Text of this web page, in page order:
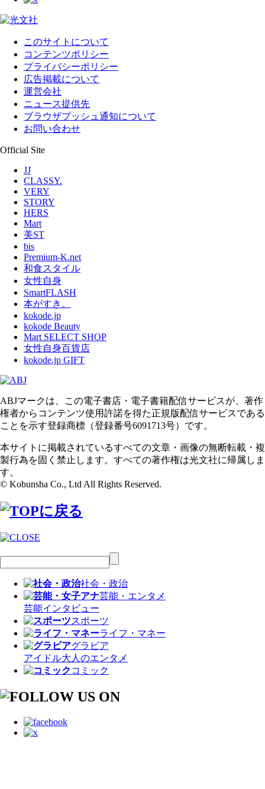
このサイトについて
コンテンツポリシー
プライバシーポリシー
広告掲載について
運営会社
ニュース提供先
ブラウザプッシュ通知について
お問い合わせ
Official Site
JJ
CLASSY.
VERY
STORY
HERS
Mart
美ST
bis
Premium-K.net
和食スタイル
女性自身
SmartFLASH
本がすき。
kokode.jp
kokode Beauty
Mart SELECT SHOP
女性自身百貨店
kokode.jp GIFT
ABJマークは、この電子書店・電子書籍配信サービスが、著作
権者からコンテンツ使用許諾を得た正規版配信サービスである
ことを示す登録商標（登録番号6091713号）です。
本サイトに掲載されているすべての文章・画像の無断転載・複
製行為を固く禁止します。すべての著作権は光文社に帰属しま
す。
© Kobunsha Co., Ltd All Rights Reserved.
社会・政治
芸能・エンタメ
芸能インタビュー
スポーツ
ライフ・マネー
グラビア
アイドル大人のエンタメ
コミック